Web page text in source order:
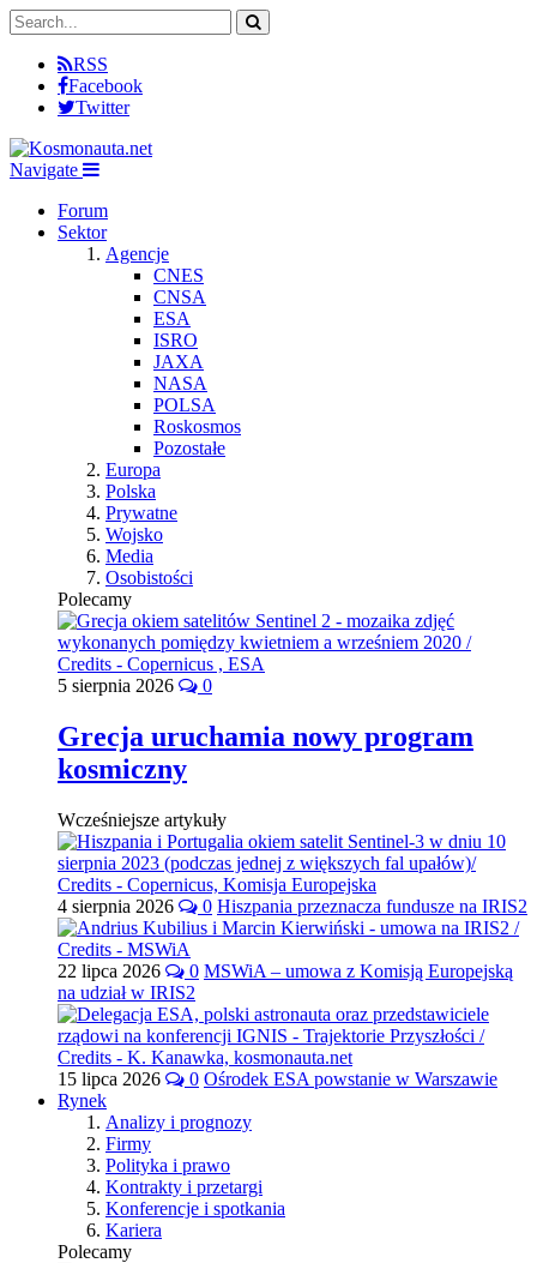
RSS
Facebook
Twitter
Navigate
Forum
Sektor
Agencje
CNES
CNSA
ESA
ISRO
JAXA
NASA
POLSA
Roskosmos
Pozostałe
Europa
Polska
Prywatne
Wojsko
Media
Osobistości
Polecamy
5 sierpnia 2026 0
Grecja uruchamia nowy program
kosmiczny
Wcześniejsze artykuły
4 sierpnia 2026 0 Hiszpania przeznacza fundusze na IRIS2
22 lipca 2026 0 MSWiA – umowa z Komisją Europejską
na udział w IRIS2
15 lipca 2026 0 Ośrodek ESA powstanie w Warszawie
Rynek
Analizy i prognozy
Firmy
Polityka i prawo
Kontrakty i przetargi
Konferencje i spotkania
Kariera
Polecamy